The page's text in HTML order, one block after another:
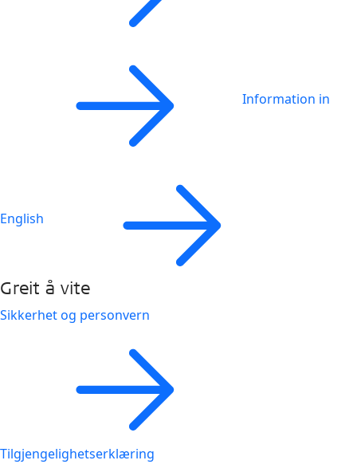
Information in
English
Greit å vite
Sikkerhet og personvern
Tilgjengelighetserklæring